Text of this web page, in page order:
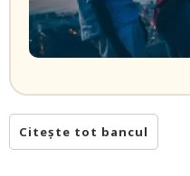
Citește tot bancul